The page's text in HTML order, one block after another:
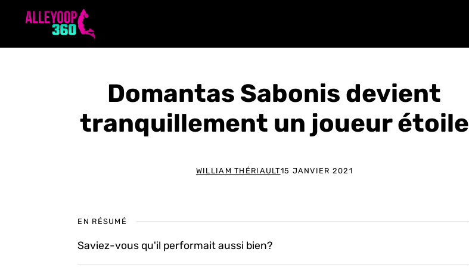
Domantas Sabonis devient
tranquillement un joueur étoile
WILLIAM THÉRIAULT15 JANVIER 2021
EN RÉSUMÉ
Saviez-vous qu'il performait aussi bien?